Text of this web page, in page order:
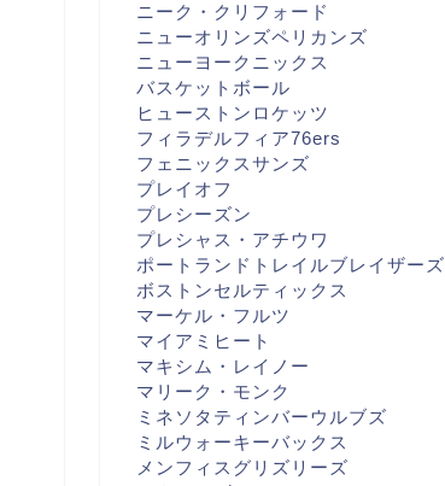
ニーク・クリフォード
ニューオリンズペリカンズ
ニューヨークニックス
バスケットボール
ヒューストンロケッツ
フィラデルフィア76ers
フェニックスサンズ
プレイオフ
プレシーズン
プレシャス・アチウワ
ポートランドトレイルブレイザーズ
ボストンセルティックス
マーケル・フルツ
マイアミヒート
マキシム・レイノー
マリーク・モンク
ミネソタティンバーウルブズ
ミルウォーキーバックス
メンフィスグリズリーズ